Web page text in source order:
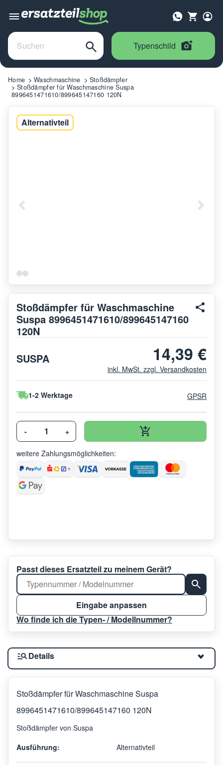
Typenschild
Home Waschmaschine
Stoßdämpfer
Stoßdämpfer für Waschmaschine Suspa
8996451471610/899645147160 120N
Alternativteil
Stoßdämpfer für Waschmaschine
Suspa 8996451471610/899645147160
120N
SUSPA
14,39 €
inkl. MwSt. zzgl. Versandkosten
1-2 Werktage GPSR
- +
weitere Zahlungsmöglichkeiten:
Passt dieses Ersatzteil zu meinem Gerät?
Eingabe anpassen
Wo finde ich die Typen- / Modellnummer?
Details
Stoßdämpfer für Waschmaschine Suspa
8996451471610/899645147160 120N
Stoßdämpfer von Suspa
Ausführung:
Alternativteil